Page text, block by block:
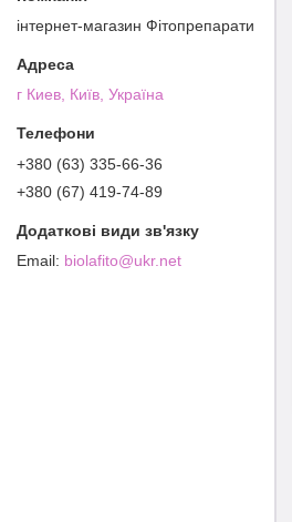
інтернет-магазин Фітопрепарати
г Киев, Київ, Україна
+380 (63) 335-66-36
+380 (67) 419-74-89
biolafito@ukr.net